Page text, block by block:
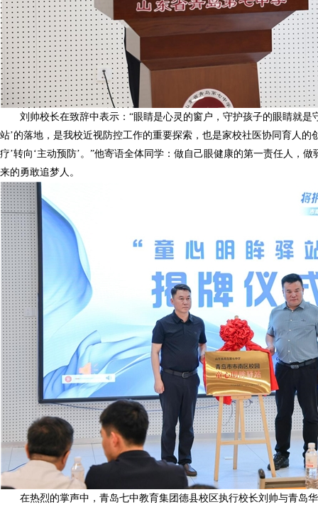
刘帅校长在致辞中表示：“眼睛是心灵的窗户，守护孩子的眼睛就是
站’的落地，是我校近视防控工作的重要探索，也是家校社医协同育人的
疗’转向‘主动预防’。”他寄语全体同学：做自己眼健康的第一责任人，
来的勇敢追梦人。
在热烈的掌声中，青岛七中教育集团德县校区执行校长刘帅与青岛